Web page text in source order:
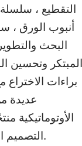
Tiếng Việt
Bahasa
عربي
Bahasa
التقطيع ،
أنبوب الورق ،
البحث
المبتكر وتحسين
براءات الاختراع
عديدة
الأوتوماتيكية
التصميم الفريد وتخطيط التحكم المتوافق مع البشر.